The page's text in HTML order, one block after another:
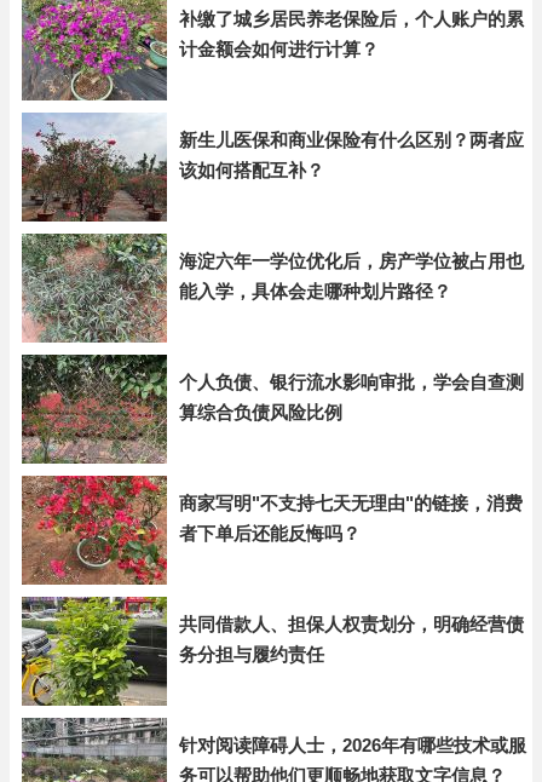
补缴了城乡居民养老保险后，个人账户的累
计金额会如何进行计算？
新生儿医保和商业保险有什么区别？两者应
该如何搭配互补？
海淀六年一学位优化后，房产学位被占用也
能入学，具体会走哪种划片路径？
个人负债、银行流水影响审批，学会自查测
算综合负债风险比例
商家写明"不支持七天无理由"的链接，消费
者下单后还能反悔吗？
共同借款人、担保人权责划分，明确经营债
务分担与履约责任
针对阅读障碍人士，2026年有哪些技术或服
务可以帮助他们更顺畅地获取文字信息？